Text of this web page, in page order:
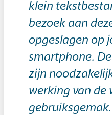
klein
bezoek aan
opgeslagen op
smartphone.
zijn
werking van de